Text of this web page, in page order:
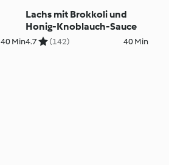
40 Min
Lachs mit Brokkoli und
Honig-Knoblauch-Sauce
4.7 (142) 40 Min